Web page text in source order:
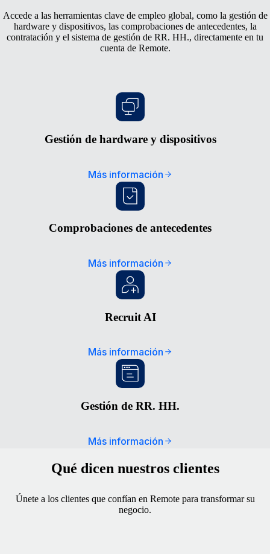
Accede a las herramientas clave de empleo global, como la gestión de
hardware y dispositivos, las comprobaciones de antecedentes, la
contratación y el sistema de gestión de RR. HH., directamente en tu
cuenta de Remote.
Gestión de hardware y dispositivos
Más información
Comprobaciones de antecedentes
Más información
Recruit AI
Más información
Gestión de RR. HH.
Más información
Qué dicen nuestros clientes
Únete a los clientes que confían en Remote para transformar su
negocio.